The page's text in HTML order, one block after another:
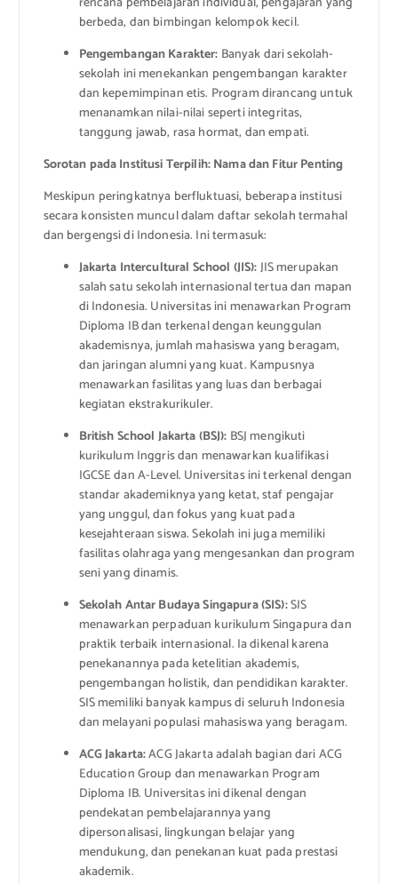
berbeda, dan bimbingan kelompok kecil.
Pengembangan Karakter: Banyak dari sekolah-
sekolah ini menekankan pengembangan karakter
dan kepemimpinan etis. Program dirancang untuk
menanamkan nilai-nilai seperti integritas,
tanggung jawab, rasa hormat, dan empati.
Sorotan pada Institusi Terpilih: Nama dan Fitur Penting
Meskipun peringkatnya berfluktuasi, beberapa institusi
secara konsisten muncul dalam daftar sekolah termahal
dan bergengsi di Indonesia. Ini termasuk:
Jakarta Intercultural School (JIS):JIS merupakan
salah satu sekolah internasional tertua dan mapan
di Indonesia. Universitas ini menawarkan Program
Diploma IB dan terkenal dengan keunggulan
akademisnya, jumlah mahasiswa yang beragam,
dan jaringan alumni yang kuat. Kampusnya
menawarkan fasilitas yang luas dan berbagai
kegiatan ekstrakurikuler.
British School Jakarta (BSJ): BSJ mengikuti
kurikulum Inggris dan menawarkan kualifikasi
IGCSE dan A-Level. Universitas ini terkenal dengan
standar akademiknya yang ketat, staf pengajar
yang unggul, dan fokus yang kuat pada
kesejahteraan siswa. Sekolah ini juga memiliki
fasilitas olahraga yang mengesankan dan program
seni yang dinamis.
Sekolah Antar Budaya Singapura (SIS):SIS
menawarkan perpaduan kurikulum Singapura dan
praktik terbaik internasional. Ia dikenal karena
penekanannya pada ketelitian akademis,
pengembangan holistik, dan pendidikan karakter.
SIS memiliki banyak kampus di seluruh Indonesia
dan melayani populasi mahasiswa yang beragam.
ACG Jakarta:ACG Jakarta adalah bagian dari ACG
Education Group dan menawarkan Program
Diploma IB. Universitas ini dikenal dengan
pendekatan pembelajarannya yang
dipersonalisasi, lingkungan belajar yang
mendukung, dan penekanan kuat pada prestasi
akademik.